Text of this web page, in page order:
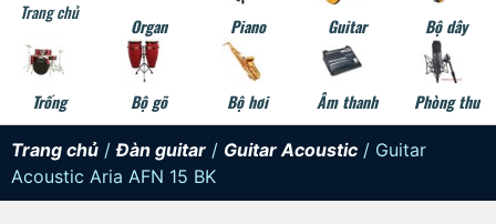
Trang chủ
Organ Piano Guitar Bộ dây
Trống Bộ gõ Bộ hơi Âm thanh Phòng thu
Trang chủ /Đàn guitar / Guitar Acoustic / Guitar
Acoustic Aria AFN 15 BK